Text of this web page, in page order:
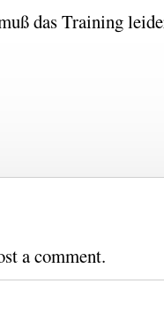
das Training
a comment.